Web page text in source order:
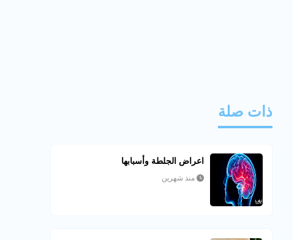
ذات صلة
اعراض الجلطة وأسبابها
منذ شهرين